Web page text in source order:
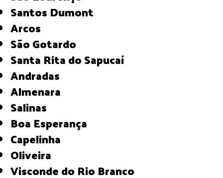
Santos Dumont
Arcos
São Gotardo
Santa Rita do Sapucaí
Andradas
Almenara
Salinas
Boa Esperança
Capelinha
Oliveira
Visconde do Rio Branco